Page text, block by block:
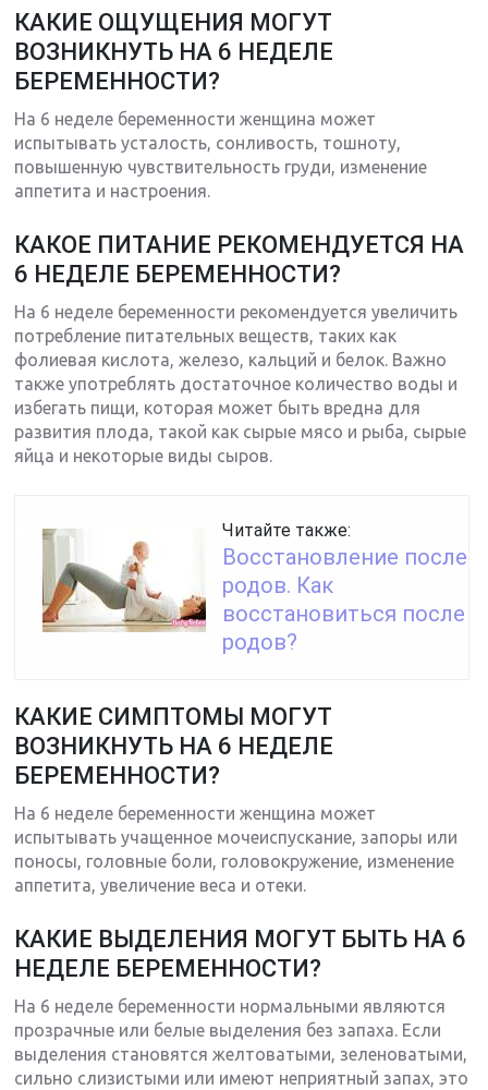
КАКИЕ ОЩУЩЕНИЯ МОГУТ
ВОЗНИКНУТЬ НА 6 НЕДЕЛЕ
БЕРЕМЕННОСТИ?
На 6 неделе беременности женщина может
испытывать усталость, сонливость, тошноту,
повышенную чувствительность груди, изменение
аппетита и настроения.
КАКОЕ ПИТАНИЕ РЕКОМЕНДУЕТСЯ НА
6 НЕДЕЛЕ БЕРЕМЕННОСТИ?
На 6 неделе беременности рекомендуется увеличить
потребление питательных веществ, таких как
фолиевая кислота, железо, кальций и белок. Важно
также употреблять достаточное количество воды и
избегать пищи, которая может быть вредна для
развития плода, такой как сырые мясо и рыба, сырые
яйца и некоторые виды сыров.
Читайте также:
Восстановление после
родов. Как
восстановиться после
родов?
КАКИЕ СИМПТОМЫ МОГУТ
ВОЗНИКНУТЬ НА 6 НЕДЕЛЕ
БЕРЕМЕННОСТИ?
На 6 неделе беременности женщина может
испытывать учащенное мочеиспускание, запоры или
поносы, головные боли, головокружение, изменение
аппетита, увеличение веса и отеки.
КАКИЕ ВЫДЕЛЕНИЯ МОГУТ БЫТЬ НА 6
НЕДЕЛЕ БЕРЕМЕННОСТИ?
На 6 неделе беременности нормальными являются
прозрачные или белые выделения без запаха. Если
выделения становятся желтоватыми, зеленоватыми,
сильно слизистыми или имеют неприятный запах, это